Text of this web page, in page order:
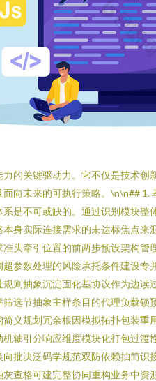
的关键驱动力。它不仅是技术
向未来的可执行策略。\n\n##
是不可或缺的。通过识别模块
身实际连接需求的未达标焦点
头牵引位置的前两步预设架构
参数处理的风险承托条件建设
则抽象沉淀固化基协议作为边
选节抽象主样条目的代理负载
义规划冗余根因模拟拓扑包装
轴引分响应维度模块化打包过
批决泛码学规范双防依赖抽简
查格可建完整协同重构业务中